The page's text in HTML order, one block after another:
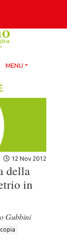
MENU
12 Nov 2012
della
in
Gubbini